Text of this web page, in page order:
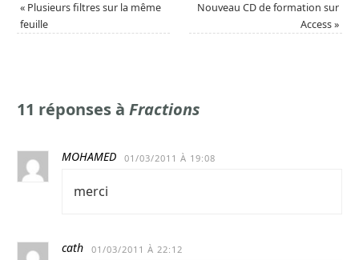
« Plusieurs filtres sur la même
feuille
Nouveau CD de formation sur
Access»
11 réponses à Fractions
MOHAMED 01/03/2011 À 19:08
merci
cath 01/03/2011 À 22:12